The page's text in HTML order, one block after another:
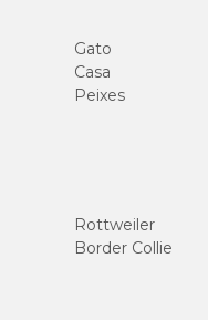
Gato
Casa
Peixes
Rottweiler
Border Collie